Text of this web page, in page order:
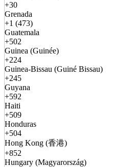
+30
Grenada
+1 (473)
Guatemala
+502
Guinea (Guinée)
+224
Guinea-Bissau (Guiné Bissau)
+245
Guyana
+592
Haiti
+509
Honduras
+504
Hong Kong (香港)
+852
Hungary (Magyarország)